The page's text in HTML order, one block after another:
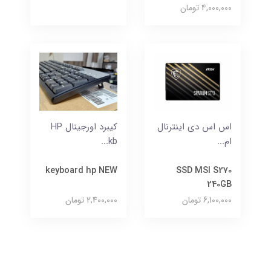
4,000,000 تومان
اس اس دی اینترنال
ام...
SSD MSI S270
240GB
6,100,000 تومان
کیبرد اورجینال HP
kb...
keyboard hp NEW
2,400,000 تومان